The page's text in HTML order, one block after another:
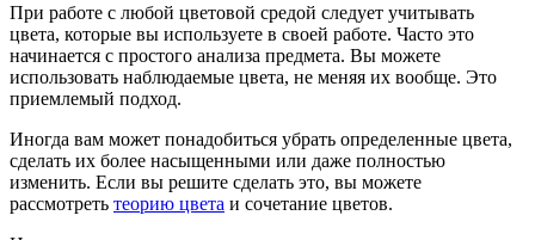
При работе с любой цветовой средой следует учитывать
цвета, которые вы используете в своей работе. Часто это
начинается с простого анализа предмета. Вы можете
использовать наблюдаемые цвета, не меняя их вообще. Это
приемлемый подход.
Иногда вам может понадобиться убрать определенные цвета,
сделать их более насыщенными или даже полностью
изменить. Если вы решите сделать это, вы можете
рассмотреть теорию цвета и сочетание цветов.